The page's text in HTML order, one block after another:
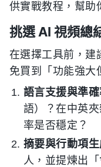
供實戰教程，幫助
挑選 AI 視頻總
在選擇工具前，建
免買到「功能強大
語言支援與準
語）？在中英
率是否穩定？
摘要與行動項
人，並提煉出